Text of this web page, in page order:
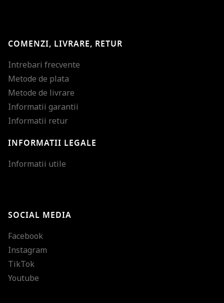
COMENZI, LIVRARE, RETUR
Intrebari frecvente
Metode de plata
Metode de livrare
Informatii garantii
Informatii retur
INFORMATII LEGALE
Informatii utile
SOCIAL MEDIA
Facebook
Instagram
TikTok
Youtube